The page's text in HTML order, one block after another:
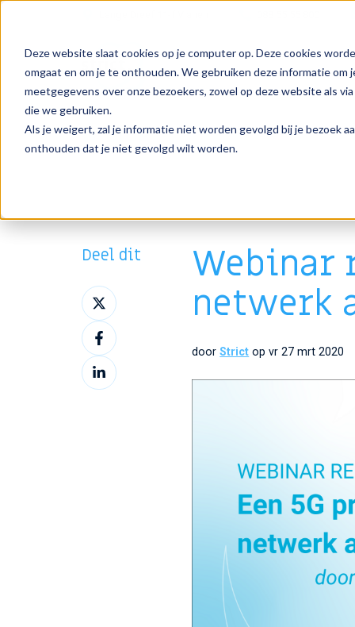
Deze website slaat cookies op je computer op. Deze cookies
omgaat en om je te onthouden. We gebruiken deze informatie
meetgegevens over onze bezoekers, zowel op deze website als
die we gebruiken.
Als je weigert, zal je informatie niet worden gevolgd bij je bezoek
onthouden dat je niet gevolgd wilt worden.
Blog
Deel dit
Deel
op
XDeel
op
Facebook
Deel
op
Webinar
netwerk
doorStrict op vr 27 mrt 2020